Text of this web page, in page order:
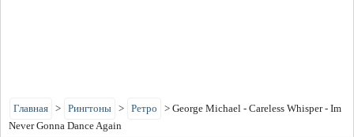
Главная > Рингтоны > Ретро > George Michael - Careless Whisper - Im
Never Gonna Dance Again